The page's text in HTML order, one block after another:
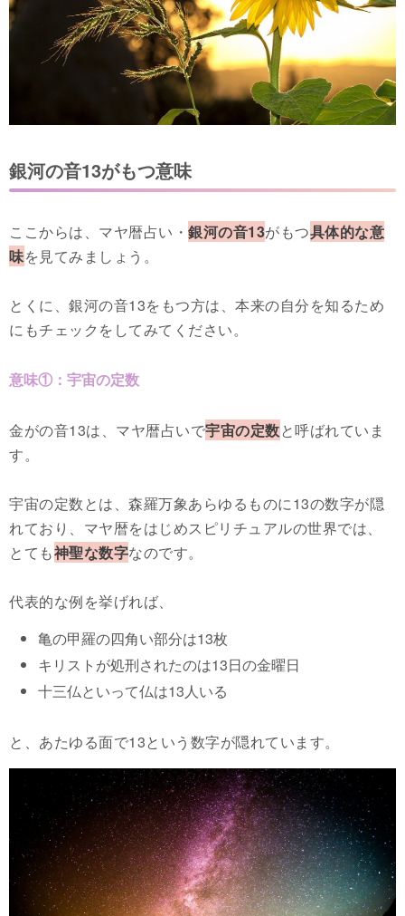
銀河の音13がもつ意味
ここからは、マヤ暦占い・ 銀河の音13がもつ具体的な意
味を見てみましょう。
とくに、銀河の音13をもつ方は、本来の自分を知るため
にもチェックをしてみてください。
意味①：宇宙の定数
金がの音13は、マヤ暦占いで宇宙の定数と呼ばれていま
す。
宇宙の定数とは、森羅万象あらゆるものに13の数字が隠
れており、マヤ暦をはじめスピリチュアルの世界では、
とても神聖な数字なのです。
代表的な例を挙げれば、
亀の甲羅の四角い部分は13枚
キリストが処刑されたのは13日の金曜日
十三仏といって仏は13人いる
と、あたゆる面で13という数字が隠れています。